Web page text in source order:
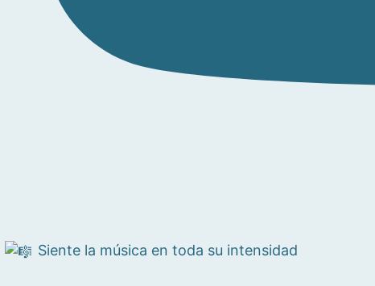
Siente la música en toda su intensidad